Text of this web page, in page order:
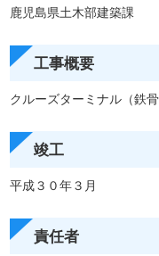
鹿児島県土木部建築課
工事概要
クルーズターミナル（鉄
竣工
平成３０年３月
責任者